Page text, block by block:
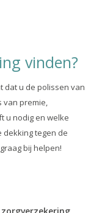
vinden?
dat u de polissen van
van premie,
u nodig en welke
tegen de
bij helpen!